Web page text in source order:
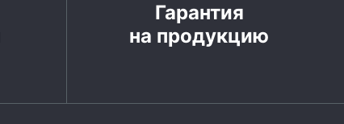
Гарантия
на продукцию